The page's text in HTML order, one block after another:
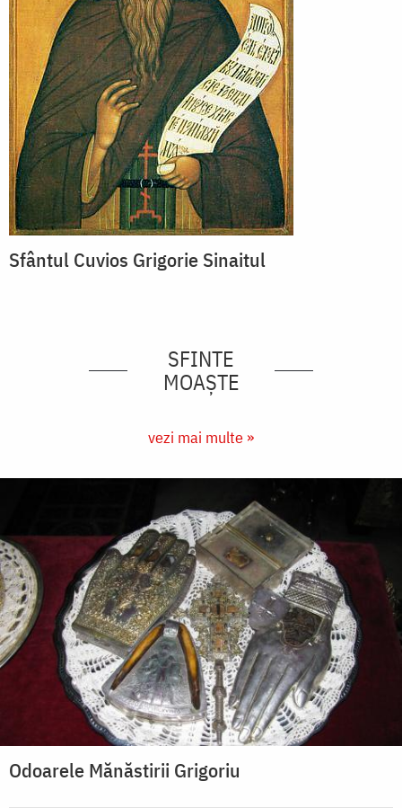
Sfântul Cuvios Grigorie Sinaitul
SFINTE
MOAȘTE
vezi mai multe »
Odoarele Mănăstirii Grigoriu